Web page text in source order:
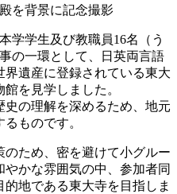
を背景に記念撮影
学学生及び教職員16名（う
の一環として、日英両言語
遺産に登録されている東大
を見学しました。
の理解を深めるため、地元
ものです。
ため、密を避けて小グルー
かな雰囲気の中、参加者同
地である東大寺を目指しま